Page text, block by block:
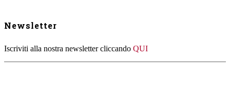
Newsletter
Iscriviti alla nostra newsletter cliccando QUI